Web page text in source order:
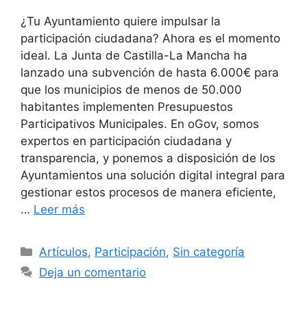
¿Tu Ayuntamiento quiere impulsar la
participación ciudadana? Ahora es el momento
ideal. La Junta de Castilla-La Mancha ha
lanzado una subvención de hasta 6.000€ para
que los municipios de menos de 50.000
habitantes implementen Presupuestos
Participativos Municipales. En oGov, somos
expertos en participación ciudadana y
transparencia, y ponemos a disposición de los
Ayuntamientos una solución digital integral para
gestionar estos procesos de manera eficiente,
… Leer más
Artículos, Participación, Sin categoría
Deja un comentario